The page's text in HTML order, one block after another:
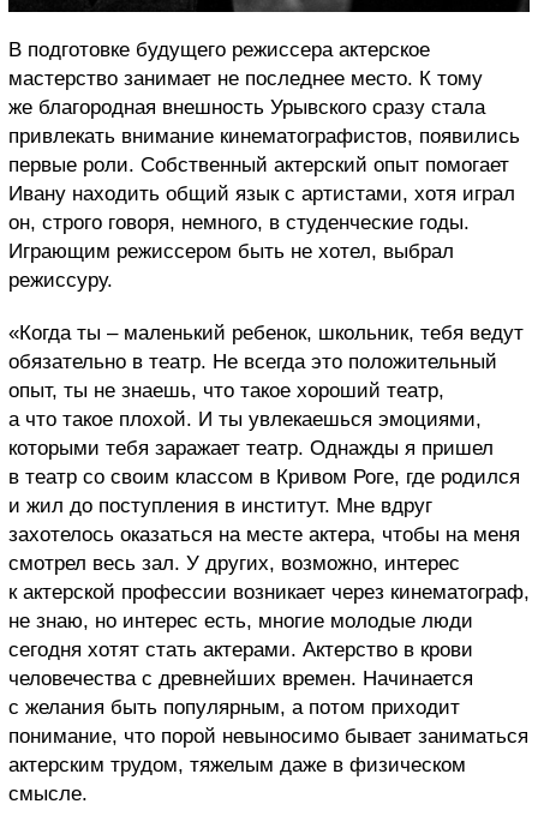
В подготовке будущего режиссера актерское
мастерство занимает не последнее место. К тому
же благородная внешность Урывского сразу стала
привлекать внимание кинематографистов, появились
первые роли. Собственный актерский опыт помогает
Ивану находить общий язык с артистами, хотя играл
он, строго говоря, немного, в студенческие годы.
Играющим режиссером быть не хотел, выбрал
режиссуру.
«Когда ты – маленький ребенок, школьник, тебя ведут
обязательно в театр. Не всегда это положительный
опыт, ты не знаешь, что такое хороший театр,
а что такое плохой. И ты увлекаешься эмоциями,
которыми тебя заражает театр. Однажды я пришел
в театр со своим классом в Кривом Роге, где родился
и жил до поступления в институт. Мне вдруг
захотелось оказаться на месте актера, чтобы на меня
смотрел весь зал. У других, возможно, интерес
к актерской профессии возникает через кинематограф,
не знаю, но интерес есть, многие молодые люди
сегодня хотят стать актерами. Актерство в крови
человечества с древнейших времен. Начинается
с желания быть популярным, а потом приходит
понимание, что порой невыносимо бывает заниматься
актерским трудом, тяжелым даже в физическом
смысле.